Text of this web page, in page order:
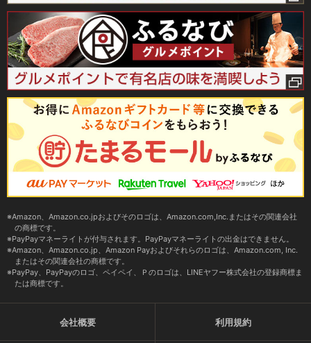
Amazon、Amazon.co.jpおよびそのロゴは、Amazon.com,Inc.またはその関連会社
の商標です。
PayPayマネーライトが付与されます。PayPayマネーライトの出金はできません。
Amazon、Amazon.co.jp、Amazon Payおよびそれらのロゴは、Amazon.com, Inc.
またはその関連会社の商標です。
PayPay、PayPayのロゴ、ペイペイ、Ｐのロゴは、LINEヤフー株式会社の登録商標ま
たは商標です。
会社概要 利用規約